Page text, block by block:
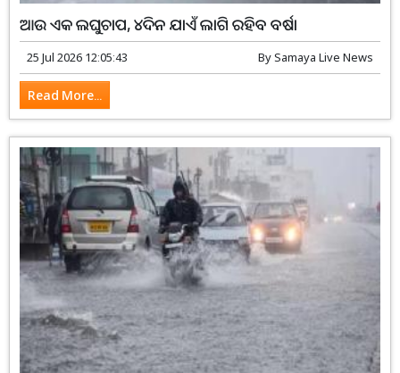
ଆଉ ଏକ ଲଘୁଚାପ, ୪ଦିନ ଯାଏଁ ଲାଗି ରହିବ ବର୍ଷା
25 Jul 2026 12:05:43 BySamaya Live News
Read More...